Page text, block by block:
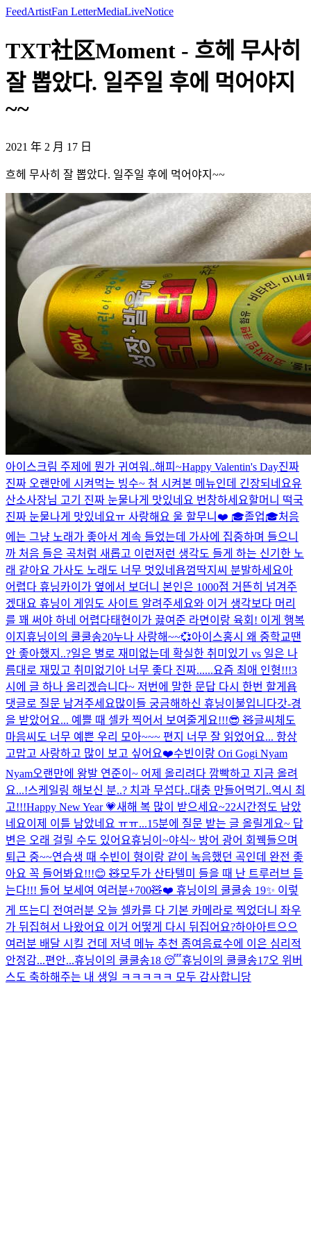
FeedArtistFan LetterMediaLiveNotice
TXT社区Moment - 흐헤 무사히
잘 뽑았다. 일주일 후에 먹어야지
~~
2021 年 2 月 17 日
흐헤 무사히 잘 뽑았다. 일주일 후에 먹어야지~~
아이스크림 주제에 뭔가 귀여워..해피~Happy Valentin's Day진짜
진짜 오랜만에 시켜먹는 빙수~ 첨 시켜본 메뉴인데 긴장되네요유
산소사장님 고기 진짜 눈물나게 맛있네요 번창하세요할머니 떡국
진짜 눈물나게 맛있네요ㅠ 사랑해요 울 할무니❤️ 🎓졸업🎓처음
에는 그냥 노래가 좋아서 계속 들었는데 가사에 집중하며 들으니
까 처음 들은 곡처럼 새롭고 이런저런 생각도 들게 하는 신기한 노
래 같아요 가사도 노래도 너무 멋있네욥껌딱지씨 분발하세요아
어렵다 휴닝카이가 옆에서 보더니 본인은 1000점 거뜬히 넘겨주
겠대요 휴닝이 게임도 사이트 알려주세요와 이거 생각보다 머리
를 꽤 써야 하네 어렵다태현이가 끓여준 라면이랑 육회! 이게 행복
이지 휴닝이의 쿨쿨송20누나 사랑해~~💞아이스홍시 왜 중학교땐
안 좋아했지..?일은 별로 재미없는데 확실한 취미있기 vs 일은 나
름대로 재밌고 취미없기 아 너무 좋다 진짜......요즘 최애 인형!!!3
시에 글 하나 올리겠습니다~ 저번에 말한 문답 다시 한번 할게욥
댓글로 질문 남겨주세요많이들 궁금해하신 휴닝이불입니다갓-경
을 받았어요... 예쁠 때 셀카 찍어서 보여줄게요!!!😎 🧸글씨체도
마음씨도 너무 예쁜 우리 모아~~~ 편지 너무 잘 읽었어요... 항상
고맙고 사랑하고 많이 보고 싶어요❤️수빈이랑 Ori Gogi Nyam
Nyam오랜만에 왕발 연준이~ 어제 올리려다 깜빡하고 지금 올려
요...!스케일링 해보신 분..? 치과 무섭다..대충 만들어먹기..역시 최
고!!!Happy New Year 💗새해 복 많이 받으세요~22시간정도 남았
네요이제 이틀 남았네요 ㅠㅠ...15분에 질문 받는 글 올릴게요~ 답
변은 오래 걸릴 수도 있어요휴닝이~야식~ 방어 광어 회 꿱들으며
퇴근 중~~연습생 때 수빈이 형이랑 같이 녹음했던 곡인데 완전 좋
아요 꼭 들어봐요!!!😊 🧸모두가 산타텔미 들을 때 난 트루러브 듣
는다!!! 들어 보세여 여러분+700🧸❤️ 휴닝이의 쿨쿨송 19✨ 이렇
게 뜨는디 전여러분 오늘 셀카를 다 기본 카메라로 찍었더니 좌우
가 뒤집혀서 나왔어요 이거 어떻게 다시 뒤집어요?하아아트으으
여러분 배달 시킬 건데 저녁 메뉴 추천 좀여음료수에 이은 심리적
안정감...편안...휴닝이의 쿨쿨송18 😴휴닝이의 쿨쿨송17오 위버
스도 축하해주는 내 생일 ㅋㅋㅋㅋㅋ 모두 감사합니당